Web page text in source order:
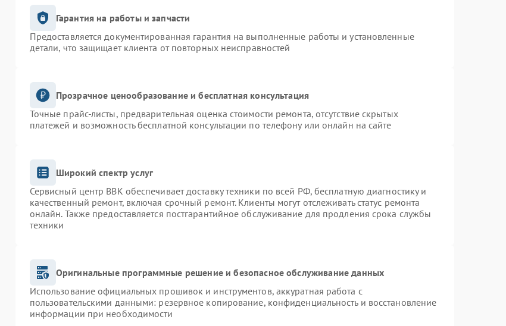
Гарантия на работы и запчасти
Предоставляется документированная гарантия на выполненные работы и установленные
детали, что защищает клиента от повторных неисправностей
Прозрачное ценообразование и бесплатная консультация
Точные прайс-листы, предварительная оценка стоимости ремонта, отсутствие скрытых
платежей и возможность бесплатной консультации по телефону или онлайн на сайте
Широкий спектр услуг
Сервисный центр BBK обеспечивает доставку техники по всей РФ, бесплатную диагностику и
качественный ремонт, включая срочный ремонт. Клиенты могут отслеживать статус ремонта
онлайн. Также предоставляется постгарантийное обслуживание для продления срока службы
техники
Оригинальные программные решение и безопасное обслуживание данных
Использование официальных прошивок и инструментов, аккуратная работа с
пользовательскими данными: резервное копирование, конфиденциальность и восстановление
информации при необходимости